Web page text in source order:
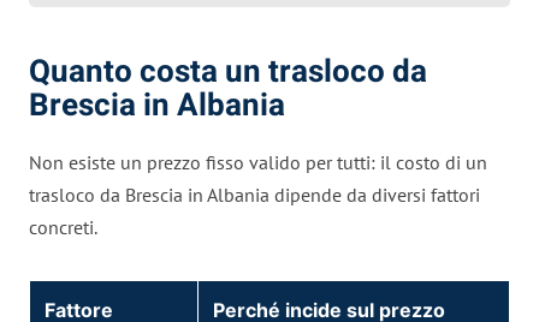
Quanto costa un trasloco da
Brescia in Albania
Non esiste un prezzo fisso valido per tutti: il costo di un
trasloco da Brescia in Albania dipende da diversi fattori
concreti.
Fattore Perché incide sul prezzo